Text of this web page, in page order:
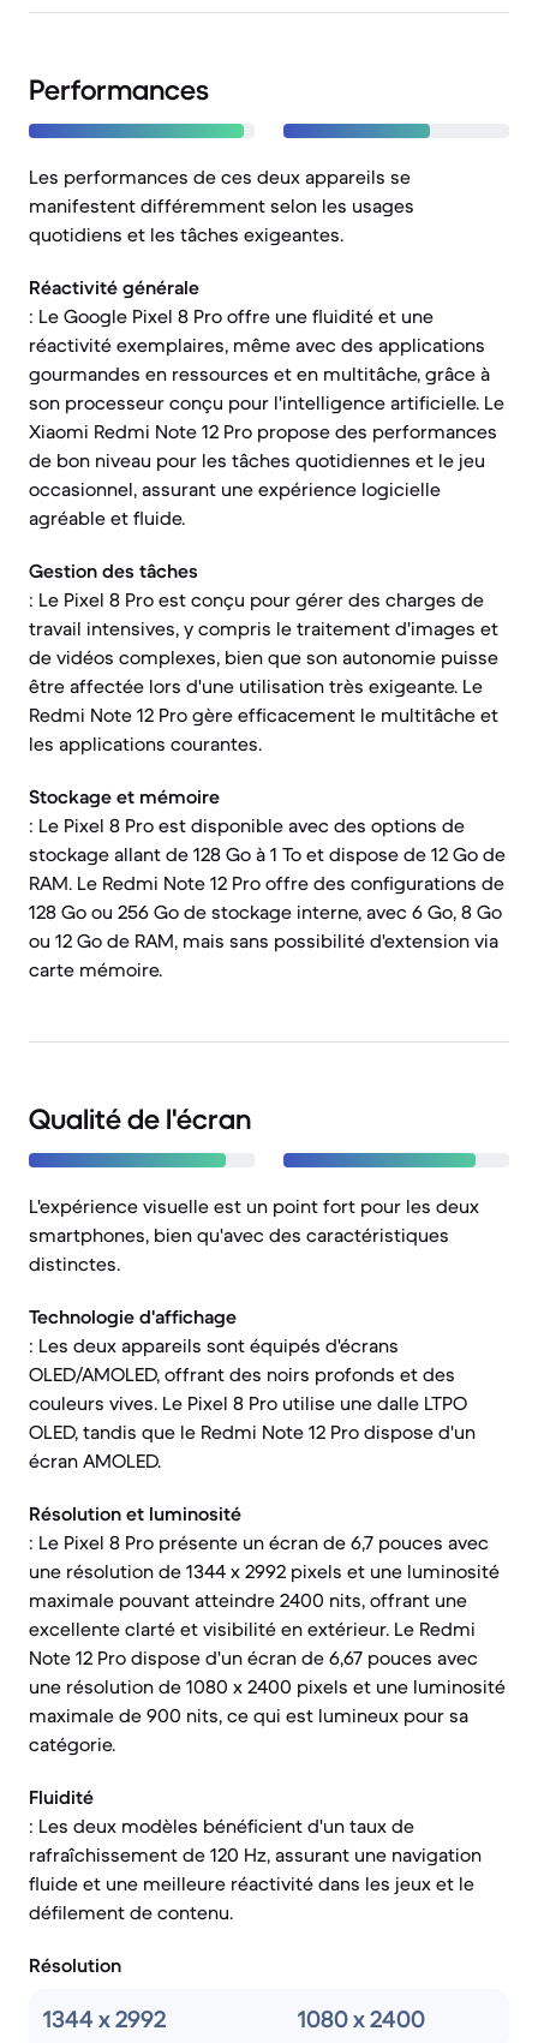
Performances
Les performances de ces deux appareils se
manifestent différemment selon les usages
quotidiens et les tâches exigeantes.
Réactivité générale
: Le Google Pixel 8 Pro offre une fluidité et une
réactivité exemplaires, même avec des applications
gourmandes en ressources et en multitâche, grâce à
son processeur conçu pour l'intelligence artificielle. Le
Xiaomi Redmi Note 12 Pro propose des performances
de bon niveau pour les tâches quotidiennes et le jeu
occasionnel, assurant une expérience logicielle
agréable et fluide.
Gestion des tâches
: Le Pixel 8 Pro est conçu pour gérer des charges de
travail intensives, y compris le traitement d'images et
de vidéos complexes, bien que son autonomie puisse
être affectée lors d'une utilisation très exigeante. Le
Redmi Note 12 Pro gère efficacement le multitâche et
les applications courantes.
Stockage et mémoire
: Le Pixel 8 Pro est disponible avec des options de
stockage allant de 128 Go à 1 To et dispose de 12 Go de
RAM. Le Redmi Note 12 Pro offre des configurations de
128 Go ou 256 Go de stockage interne, avec 6 Go, 8 Go
ou 12 Go de RAM, mais sans possibilité d'extension via
carte mémoire.
Qualité de l'écran
L'expérience visuelle est un point fort pour les deux
smartphones, bien qu'avec des caractéristiques
distinctes.
Technologie d'affichage
: Les deux appareils sont équipés d'écrans
OLED/AMOLED, offrant des noirs profonds et des
couleurs vives. Le Pixel 8 Pro utilise une dalle LTPO
OLED, tandis que le Redmi Note 12 Pro dispose d'un
écran AMOLED.
Résolution et luminosité
: Le Pixel 8 Pro présente un écran de 6,7 pouces avec
une résolution de 1344 x 2992 pixels et une luminosité
maximale pouvant atteindre 2400 nits, offrant une
excellente clarté et visibilité en extérieur. Le Redmi
Note 12 Pro dispose d'un écran de 6,67 pouces avec
une résolution de 1080 x 2400 pixels et une luminosité
maximale de 900 nits, ce qui est lumineux pour sa
catégorie.
Fluidité
: Les deux modèles bénéficient d'un taux de
rafraîchissement de 120 Hz, assurant une navigation
fluide et une meilleure réactivité dans les jeux et le
défilement de contenu.
Résolution
1344 x 2992 1080 x 2400